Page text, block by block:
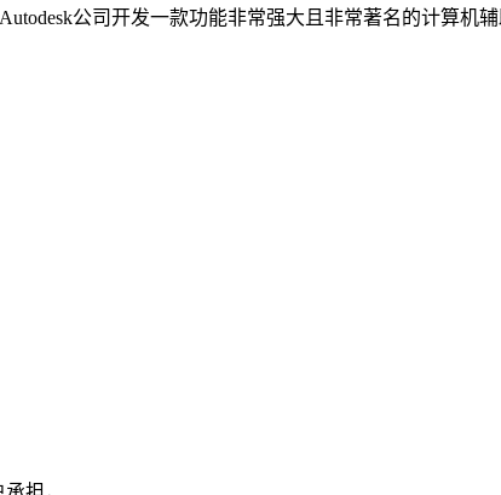
公司开发一款功能非常强大且非常著名的计算机